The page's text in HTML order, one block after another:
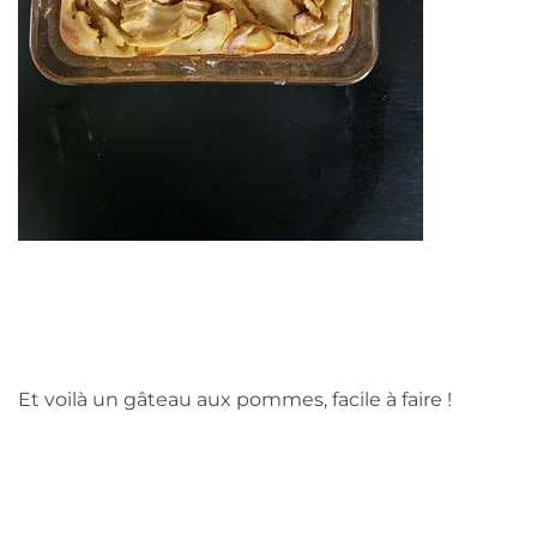
Et voilà un gâteau aux pommes, facile à faire !